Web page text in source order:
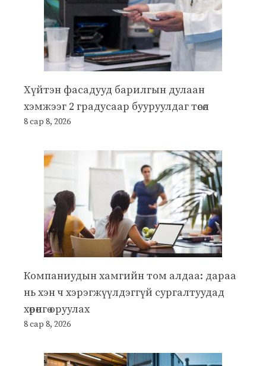
Хүйтэн фасадууд барилгын дулаан
хэмжээг 2 градусаар бууруулдаг төсөл
8 сар 8, 2026
Компаниудын хамгийн том алдаа: дараа
нь хэн ч хэрэгжүүлдэггүй сургалтуудад
хөрөнгө оруулах
8 сар 8, 2026